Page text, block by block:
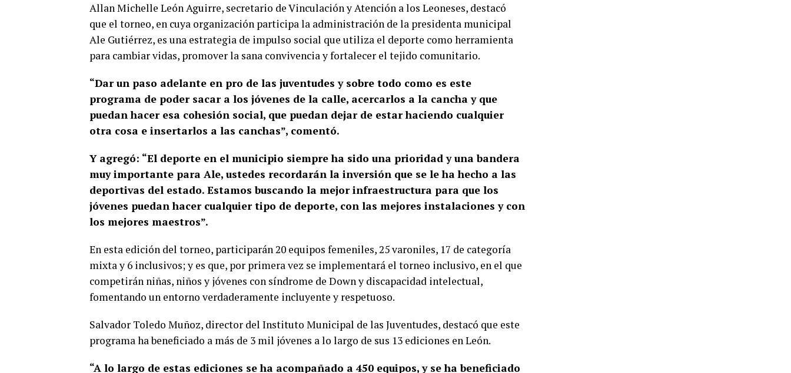
Allan Michelle León Aguirre, secretario de Vinculación y Atención a los Leoneses, destacó
que el torneo, en cuya organización participa la administración de la presidenta municipal
Ale Gutiérrez, es una estrategia de impulso social que utiliza el deporte como herramienta
para cambiar vidas, promover la sana convivencia y fortalecer el tejido comunitario.
“Dar un paso adelante en pro de las juventudes y sobre todo como es este
programa de poder sacar a los jóvenes de la calle, acercarlos a la cancha y que
puedan hacer esa cohesión social, que puedan dejar de estar haciendo cualquier
otra cosa e insertarlos a las canchas”, comentó.
Y agregó: “El deporte en el municipio siempre ha sido una prioridad y una bandera
muy importante para Ale, ustedes recordarán la inversión que se le ha hecho a las
deportivas del estado. Estamos buscando la mejor infraestructura para que los
jóvenes puedan hacer cualquier tipo de deporte, con las mejores instalaciones y con
los mejores maestros”.
En esta edición del torneo, participarán 20 equipos femeniles, 25 varoniles, 17 de categoría
mixta y 6 inclusivos; y es que, por primera vez se implementará el torneo inclusivo, en el que
competirán niñas, niños y jóvenes con síndrome de Down y discapacidad intelectual,
fomentando un entorno verdaderamente incluyente y respetuoso.
Salvador Toledo Muñoz, director del Instituto Municipal de las Juventudes, destacó que este
programa ha beneficiado a más de 3 mil jóvenes a lo largo de sus 13 ediciones en León.
“A lo largo de estas ediciones se ha acompañado a 450 equipos, y se ha beneficiado